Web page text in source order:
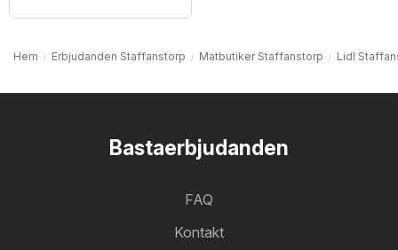
Hem Erbjudanden Staffanstorp Matbutiker Staffanstorp Lidl
Bastaerbjudanden
FAQ
Kontakt